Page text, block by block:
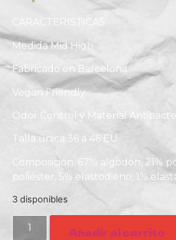
CARACTERISTICAS
Medida Mid High
Fabricado en Barcelona
Vegan Friendly.
Odor Control y Material
Talla única 36 a 46 EU
Composición: 67% algodón, 21%
poliéster, 5% elastodieno, 1%
3 disponibles
Añadir al carrito